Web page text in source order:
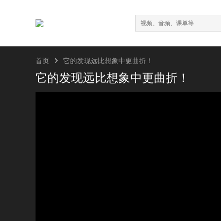
首页  它的发现远比想象中更曲折！
它的发现远比想象中更曲折！